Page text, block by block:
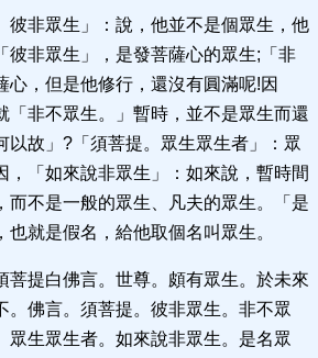
彼非眾生」：說，他並不是個眾生，他
彼非眾生」，是發菩薩心的眾生;「非
心，但是他修行，還沒有圓滿呢!因
「非不眾生。」暫時，並不是眾生而還
以故」?「須菩提。眾生眾生者」：眾
，「如來說非眾生」：如來說，暫時間
而不是一般的眾生、凡夫的眾生。「是
就是假名，給他取個名叫眾生。
菩提白佛言。世尊。頗有眾生。於未來
。佛言。須菩提。彼非眾生。非不眾
眾生眾生者。如來說非眾生。是名眾